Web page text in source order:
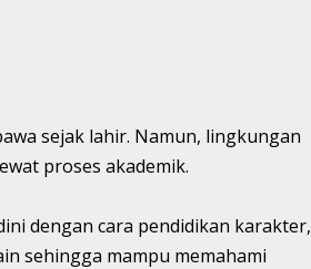
sejak lahir. Namun, lingkungan
proses akademik.
dengan cara pendidikan karakter,
sehingga mampu memahami